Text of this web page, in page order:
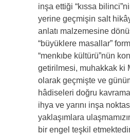
inşa ettiği “kıssa
yerine geçmişin salt
anlatı malzemesine
“büyüklere masallar”
“menkıbe kültürü”nün
getirilmesi, muhakkak ki
olarak geçmişte ve
hâdiseleri doğru
ihya ve yarını inşa
yaklaşımlara
bir engel teşkil